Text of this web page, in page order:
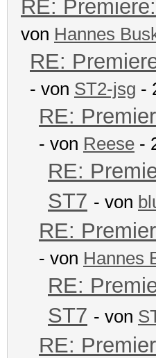
RE:
von Hannes
RE:
- von ST2-jsg -
RE:
- von Reese -
RE:
ST7 - von
RE:
- von Hannes
RE:
ST7 - von
RE: